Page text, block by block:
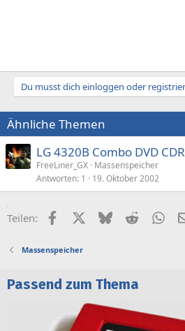
Du musst dich einloggen oder
Ähnliche Themen
LG 4320B Combo DVD
FreeLiner_GX Massenspeicher
Antworten 1 19. Oktober 2002
Teilen: FacebookX (Twitter)
BlueskyReddit
Massenspeicher
Passend zum Thema